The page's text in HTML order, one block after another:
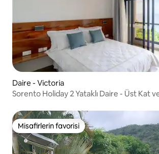
Daire - Victoria
Sorento Holiday 2 Yataklı Daire - Üst Kat
Misafirlerin favorisi
Misafirlerin favorisi